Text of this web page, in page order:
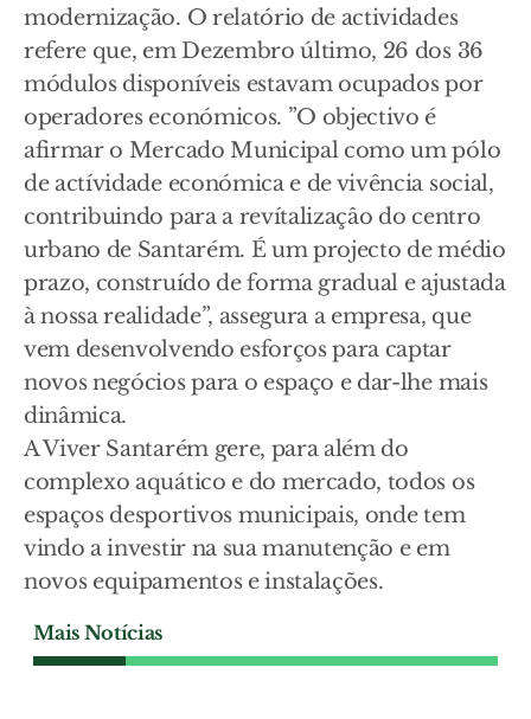
modernização. O relatório de actividades
refere que, em Dezembro último, 26 dos 36
módulos disponíveis estavam ocupados por
operadores económicos. ”O objectivo é
afirmar o Mercado Municipal como um pólo
de actívidade económica e de vivência social,
contribuindo para a revítalizaçâo do centro
urbano de Santarém. É um projecto de médio
prazo, construído de forma gradual e ajustada
à nossa realidade”, assegura a empresa, que
vem desenvolvendo esforços para captar
novos negócios para o espaço e dar-lhe mais
dinâmica.
A Viver Santarém gere, para além do
complexo aquático e do mercado, todos os
espaços desportivos municipais, onde tem
vindo a investir na sua manutenção e em
novos equipamentos e instalações.
Mais Notícias